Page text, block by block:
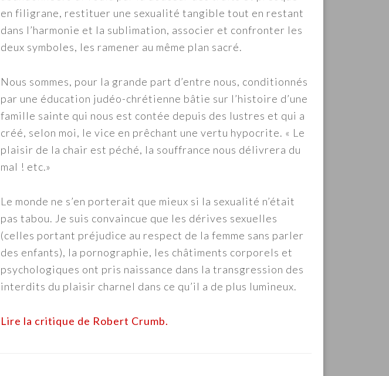
en filigrane, restituer une sexualité tangible tout en restant
dans l’harmonie et la sublimation, associer et confronter les
deux symboles, les ramener au même plan sacré.
Nous sommes, pour la grande part d’entre nous, conditionnés
par une éducation judéo-chrétienne bâtie sur l’histoire d’une
famille sainte qui nous est contée depuis des lustres et qui a
créé, selon moi, le vice en prêchant une vertu hypocrite. « Le
plaisir de la chair est péché, la souffrance nous délivrera du
mal ! etc.»
Le monde ne s’en porterait que mieux si la sexualité n’était
pas tabou. Je suis convaincue que les dérives sexuelles
(celles portant préjudice au respect de la femme sans parler
des enfants), la pornographie, les châtiments corporels et
psychologiques ont pris naissance dans la transgression des
interdits du plaisir charnel dans ce qu’il a de plus lumineux.
Lire la critique de Robert Crumb.